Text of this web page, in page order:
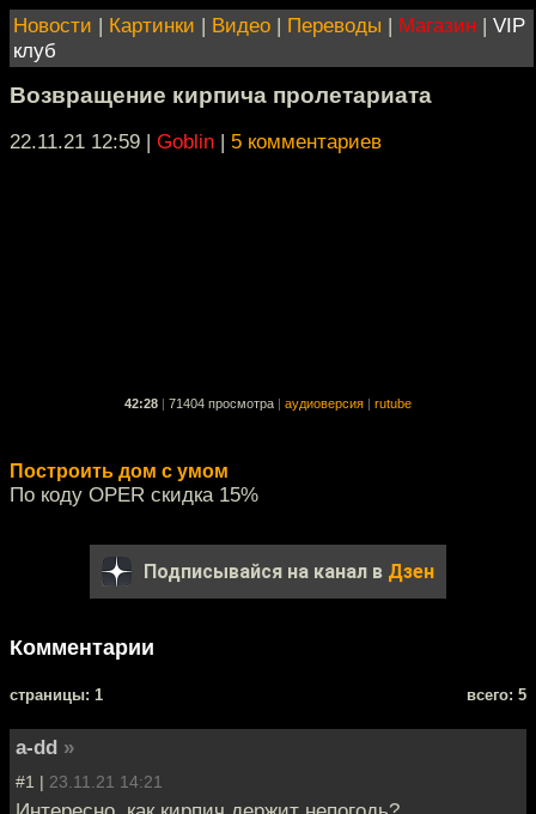
Новости | Картинки | Видео | Переводы | Магазин | VIP
клуб
Возвращение кирпича пролетариата
22.11.21 12:59 | Goblin | 5 комментариев
42:28 71404 просмотра аудиоверсия rutube
Построить дом с умом
По коду OPER скидка 15%
Подписывайся на канал в Дзен
Комментарии
cтраницы: 1 всего: 5
a-dd »
#1 | 23.11.21 14:21